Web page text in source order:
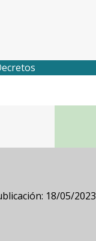
18/05/2023